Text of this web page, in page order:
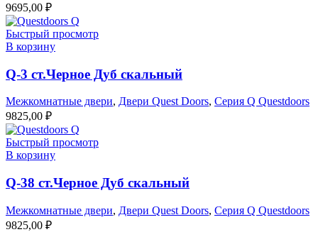
9695,00 ₽
Быстрый просмотр
В корзину
Q-3 ст.Черное Дуб скальный
Межкомнатные двери, Двери Quest Doors, Серия Q Questdoors
9825,00 ₽
Быстрый просмотр
В корзину
Q-38 ст.Черное Дуб скальный
Межкомнатные двери, Двери Quest Doors, Серия Q Questdoors
9825,00 ₽